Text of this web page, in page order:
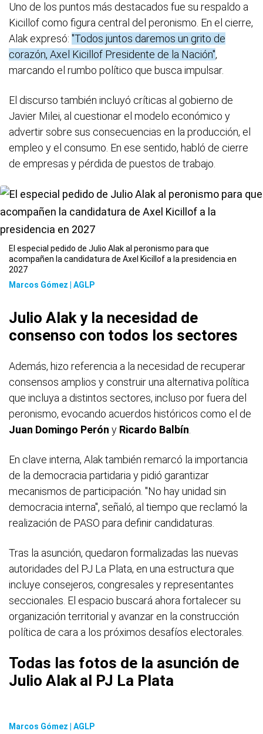
Uno de los puntos más destacados fue su respaldo a
Kicillof como figura central del peronismo. En el cierre,
Alak expresó: "Todos juntos daremos un grito de
corazón, Axel Kicillof Presidente de la Nación",
marcando el rumbo político que busca impulsar.
El discurso también incluyó críticas al gobierno de
Javier Milei, al cuestionar el modelo económico y
advertir sobre sus consecuencias en la producción, el
empleo y el consumo. En ese sentido, habló de cierre
de empresas y pérdida de puestos de trabajo.
El especial pedido de Julio Alak al peronismo para que
acompañen la candidatura de Axel Kicillof a la presidencia en
2027
Marcos Gómez | AGLP
Julio Alak y la necesidad de
consenso con todos los sectores
Además, hizo referencia a la necesidad de recuperar
consensos amplios y construir una alternativa política
que incluya a distintos sectores, incluso por fuera del
peronismo, evocando acuerdos históricos como el de
Juan Domingo Perón y Ricardo Balbín
En clave interna, Alak también remarcó la importancia
de la democracia partidaria y pidió garantizar
mecanismos de participación. "No hay unidad sin
democracia interna", señaló, al tiempo que reclamó la
realización de PASO para definir candidaturas.
Tras la asunción, quedaron formalizadas las nuevas
autoridades del PJ La Plata, en una estructura que
incluye consejeros, congresales y representantes
seccionales. El espacio buscará ahora fortalecer su
organización territorial y avanzar en la construcción
política de cara a los próximos desafíos electorales.
Todas las fotos de la asunción de
Julio Alak al PJ La Plata
Marcos Gómez | AGLP